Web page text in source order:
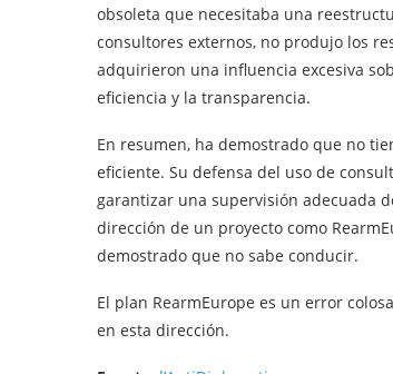
obsoleta que necesitaba una
consultores externos, no produjo los
adquirieron una influencia excesiva
eficiencia y la transparencia.
En resumen, ha demostrado que no
eficiente. Su defensa del uso de
garantizar una supervisión adecuada
dirección de un proyecto como
demostrado que no sabe conducir.
El plan RearmEurope es un error
en esta dirección.